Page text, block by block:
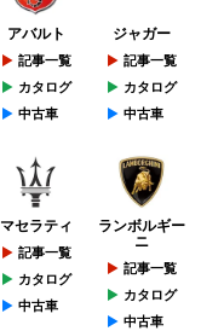
アバルト
記事一覧
カタログ
中古車
ジャガー
記事一覧
カタログ
中古車
マセラティ
記事一覧
カタログ
中古車
ランボルギー
ニ
記事一覧
カタログ
中古車